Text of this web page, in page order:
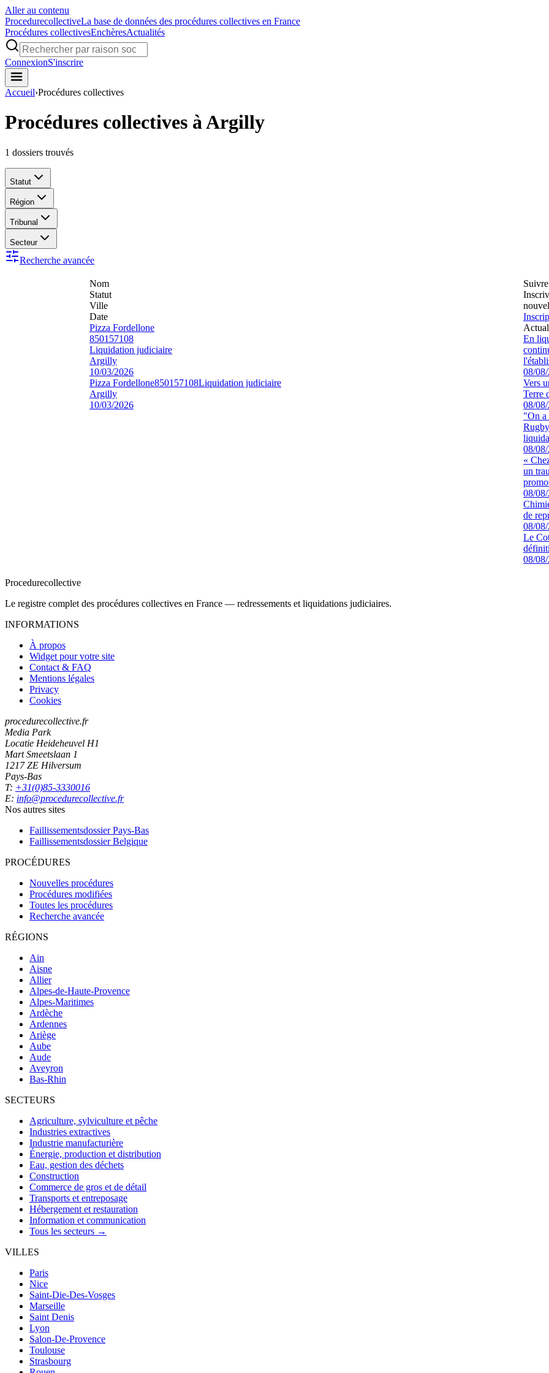
Aller au contenu
ProcedurecollectiveLa base de données des procédures collectives en France
Procédures collectivesEnchèresActualités
ConnexionS'inscrire
Accueil›Procédures collectives
Procédures collectives à Argilly
1 dossiers trouvés
Statut
Région
Tribunal
Secteur
Recherche avancée
Nom
Statut
Ville
Date
Pizza Fordellone
850157108
Liquidation judiciaire
Argilly
10/03/2026
Pizza Fordellone850157108Liquidation judiciaire
Argilly
10/03/2026
En
08/
Vers
Terre
08/
"On a
08/
«
un
08/
de
08/
Le
08/
Procedurecollective
Le registre complet des procédures collectives en France — redressements et liquidations judiciaires.
INFORMATIONS
À propos
Widget pour votre site
Contact & FAQ
Mentions légales
Privacy
Cookies
procedurecollective.fr
Media Park
Locatie Heideheuvel H1
Mart Smeetslaan 1
1217 ZE Hilversum
Pays-Bas
T: +31(0)85-3330016
E: info@procedurecollective.fr
Nos autres sites
Faillissementsdossier Pays-Bas
Faillissementsdossier Belgique
PROCÉDURES
Nouvelles procédures
Procédures modifiées
Toutes les procédures
Recherche avancée
RÉGIONS
Ain
Aisne
Allier
Alpes-de-Haute-Provence
Alpes-Maritimes
Ardèche
Ardennes
Ariège
Aube
Aude
Aveyron
Bas-Rhin
SECTEURS
Agriculture, sylviculture et pêche
Industries extractives
Industrie manufacturière
Énergie, production et distribution
Eau, gestion des déchets
Construction
Commerce de gros et de détail
Transports et entreposage
Hébergement et restauration
Information et communication
Tous les secteurs →
VILLES
Paris
Nice
Saint-Die-Des-Vosges
Marseille
Saint Denis
Lyon
Salon-De-Provence
Toulouse
Strasbourg